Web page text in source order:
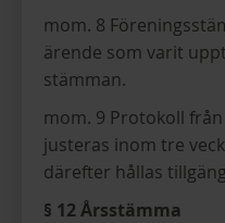
mom. 8
ärende som varit
stämman.
mom. 9 Protokoll
justeras inom tre
därefter hållas
§ 12 Årsstämma